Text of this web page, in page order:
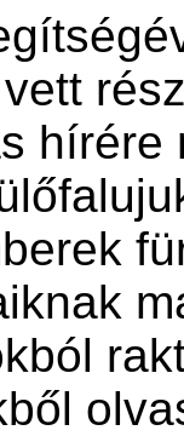
hírére